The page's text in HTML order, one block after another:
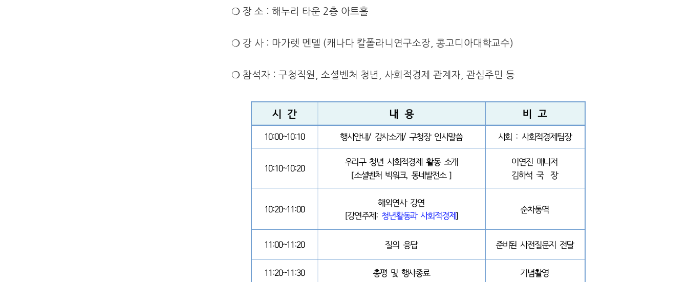
❍ 장 소 : 해누리 타운 2층 아트홀
❍ 강 사 : 마가렛 멘델 (캐나다 칼폴라니연구소장, 콩고디아대학교수)
❍ 참석자 : 구청직원, 소셜벤처 청년, 사회적경제 관계자, 관심주민 등